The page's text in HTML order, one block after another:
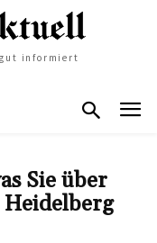
informiert
Sie über